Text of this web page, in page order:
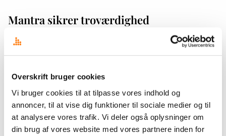
Overskrift bruger cookies
Vi bruger cookies til at tilpasse vores indhold og
annoncer, til at vise dig funktioner til sociale medier og til
at analysere vores trafik. Vi deler også oplysninger om
din brug af vores website med vores partnere inden for
Mantra sikrer troværdighed
Det kan ifølge Hanne Arentoft være en udfordring som
medier, podcast og publikationer. Derfor har Konkurrence- og
Forbrugerstyrelsen fundet et mantra: ”Vi har ikke holdninger, vi
har faktuelle vurderinger.” Mantraet skal sikre, at alle
udmeldelser er baseret på fakta, så indholdet altid er af
høj kvalitet og høj troværdighed.